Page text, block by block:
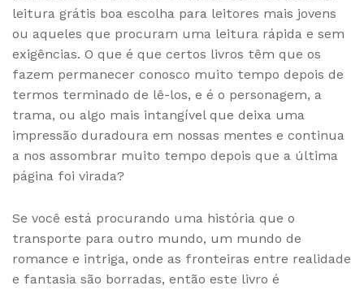
leitura grátis boa escolha para leitores mais jovens
ou aqueles que procuram uma leitura rápida e sem
exigências. O que é que certos livros têm que os
fazem permanecer conosco muito tempo depois de
termos terminado de lê-los, e é o personagem, a
trama, ou algo mais intangível que deixa uma
impressão duradoura em nossas mentes e continua
a nos assombrar muito tempo depois que a última
página foi virada?
Se você está procurando uma história que o
transporte para outro mundo, um mundo de
romance e intriga, onde as fronteiras entre realidade
e fantasia são borradas, então este livro é